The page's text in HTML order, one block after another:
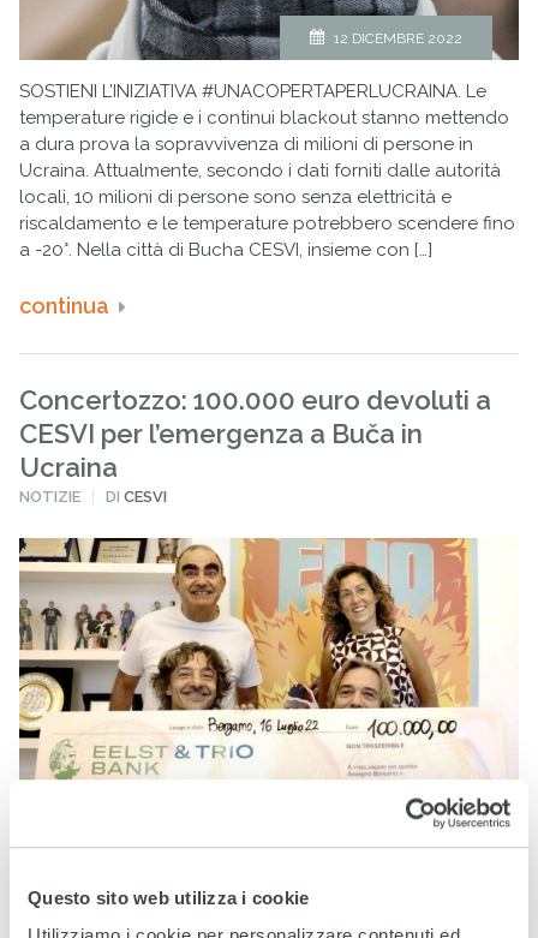
Questo sito web utilizza i cookie
12 DICEMBRE 2022
SOSTIENI L’INIZIATIVA #UNACOPERTAPERLUCRAINA. Le
temperature rigide e i continui blackout stanno mettendo
a dura prova la sopravvivenza di milioni di persone in
Ucraina. Attualmente, secondo i dati forniti dalle autorità
locali, 10 milioni di persone sono senza elettricità e
riscaldamento e le temperature potrebbero scendere fino
a -20°. Nella città di Bucha CESVI, insieme con […]
continua
Concertozzo: 100.000 euro devoluti a
CESVI per l’emergenza a Buča in
Ucraina
PUBBLICATO
NOTIZIE DICESVI
1 AGOSTO 2022
Grande successo per IL CONCERTOZZO all’Arena Fiera
Bergamo, la festa di fine sfiga che ha celebrato la ripresa